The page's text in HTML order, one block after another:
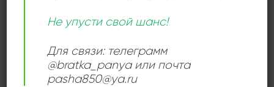
КЛАССИЧЕСКАЯ МУЗЫКА
Сергей Прокофьев –
ПОП МУЗЫКА
Не упусти свой шанс!
Для связи: телеграмм
@bratka_panya или почта
pasha850@ya.ru